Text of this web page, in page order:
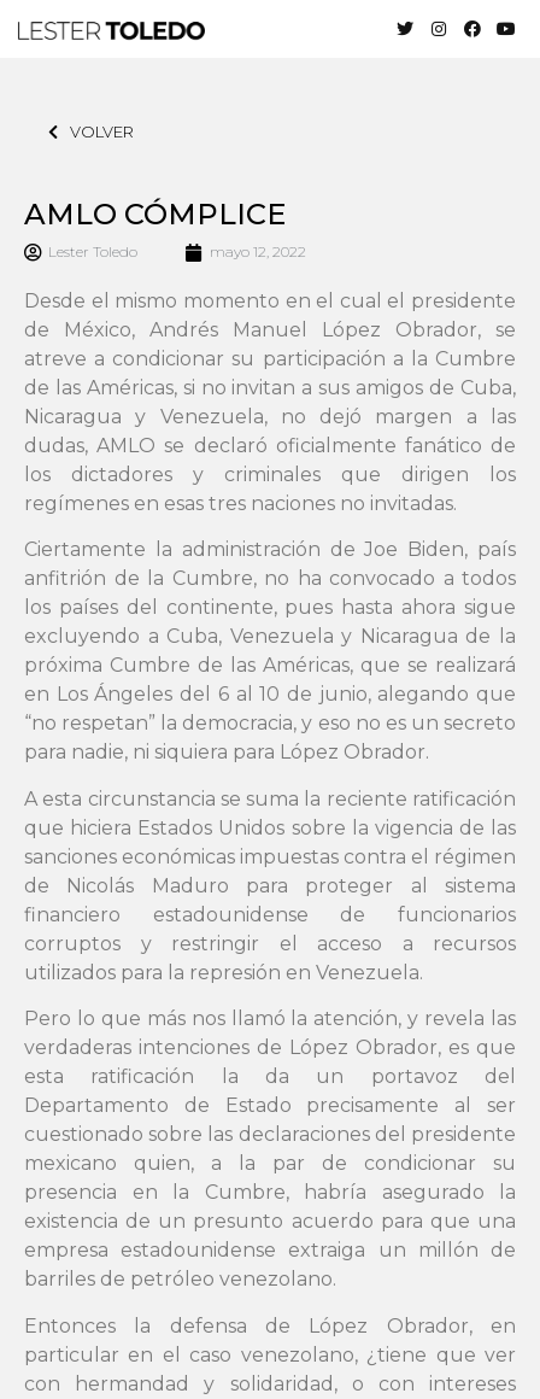
VOLVER
AMLO CÓMPLICE
Lester Toledo mayo 12, 2022
Desde el mismo momento en el cual el presidente
de México, Andrés Manuel López Obrador, se
atreve a condicionar su participación a la Cumbre
de las Américas, si no invitan a sus amigos de Cuba,
Nicaragua y Venezuela, no dejó margen a las
dudas, AMLO se declaró oficialmente fanático de
los dictadores y criminales que dirigen los
regímenes en esas tres naciones no invitadas.
Ciertamente la administración de Joe Biden, país
anfitrión de la Cumbre, no ha convocado a todos
los países del continente, pues hasta ahora sigue
excluyendo a Cuba, Venezuela y Nicaragua de la
próxima Cumbre de las Américas, que se realizará
en Los Ángeles del 6 al 10 de junio, alegando que
“no respetan” la democracia, y eso no es un secreto
para nadie, ni siquiera para López Obrador.
A esta circunstancia se suma la reciente ratificación
que hiciera Estados Unidos sobre la vigencia de las
sanciones económicas impuestas contra el régimen
de Nicolás Maduro para proteger al sistema
financiero estadounidense de funcionarios
corruptos y restringir el acceso a recursos
utilizados para la represión en Venezuela.
Pero lo que más nos llamó la atención, y revela las
verdaderas intenciones de López Obrador, es que
esta ratificación la da un portavoz del
Departamento de Estado precisamente al ser
cuestionado sobre las declaraciones del presidente
mexicano quien, a la par de condicionar su
presencia en la Cumbre, habría asegurado la
existencia de un presunto acuerdo para que una
empresa estadounidense extraiga un millón de
barriles de petróleo venezolano.
Entonces la defensa de López Obrador, en
particular en el caso venezolano, ¿tiene que ver
con hermandad y solidaridad, o con intereses